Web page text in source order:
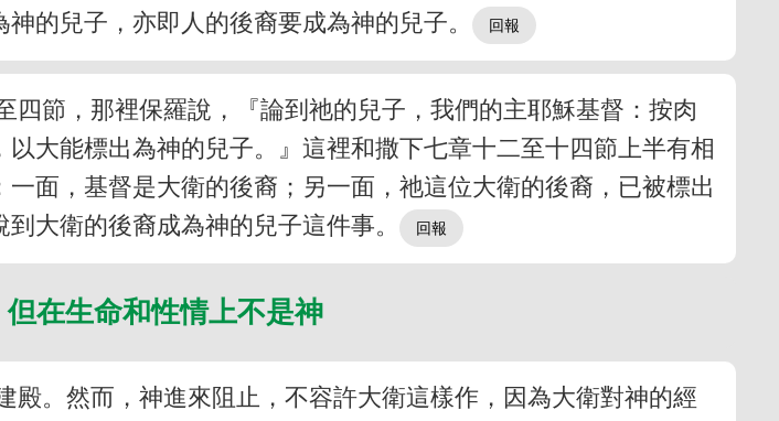
的兒子，亦即人的後裔要成為神的兒子。
節，那裡保羅說，『論到祂的兒子，我們的主耶穌基督：按肉
大能標出為神的兒子。』這裡和撒下七章十二至十四節上半有相
面，基督是大衛的後裔；另一面，祂這位大衛的後裔，已被標出
大衛的後裔成為神的兒子這件事。
在生命和性情上不是神
。然而，神進來阻止，不容許大衛這樣作，因為大衛對神的經